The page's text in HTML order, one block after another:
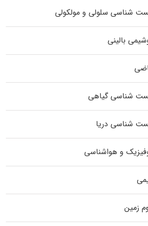
شناسی سلولی و مولکولی
بالینی
شناسی گیاهی
شناسی دریا
و هواشناسی
زمین